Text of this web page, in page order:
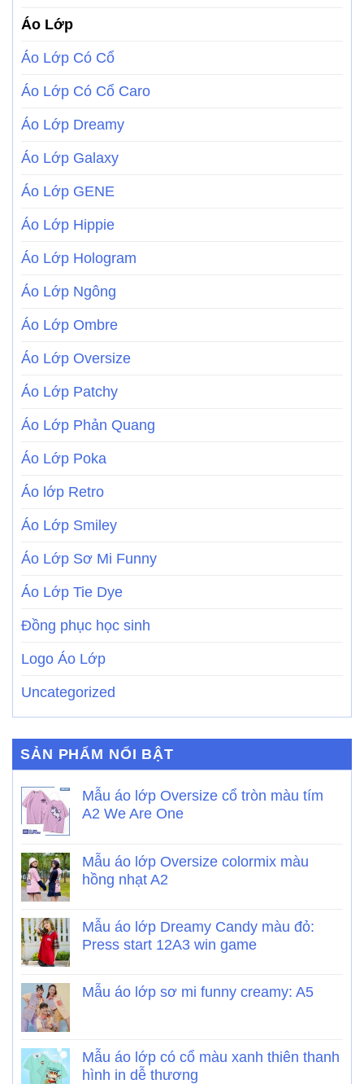
Áo Lớp
Áo Lớp Có Cổ
Áo Lớp Có Cổ Caro
Áo Lớp Dreamy
Áo Lớp Galaxy
Áo Lớp GENE
Áo Lớp Hippie
Áo Lớp Hologram
Áo Lớp Ngông
Áo Lớp Ombre
Áo Lớp Oversize
Áo Lớp Patchy
Áo Lớp Phản Quang
Áo Lớp Poka
Áo lớp Retro
Áo Lớp Smiley
Áo Lớp Sơ Mi Funny
Áo Lớp Tie Dye
Đồng phục học sinh
Logo Áo Lớp
Uncategorized
SẢN PHẨM NỔI BẬT
Mẫu áo lớp Oversize cổ tròn màu tím
A2 We Are One
Mẫu áo lớp Oversize colormix màu
hồng nhạt A2
Mẫu áo lớp Dreamy Candy màu đỏ:
Press start 12A3 win game
Mẫu áo lớp sơ mi funny creamy: A5
Mẫu áo lớp có cổ màu xanh thiên thanh
hình in dễ thương